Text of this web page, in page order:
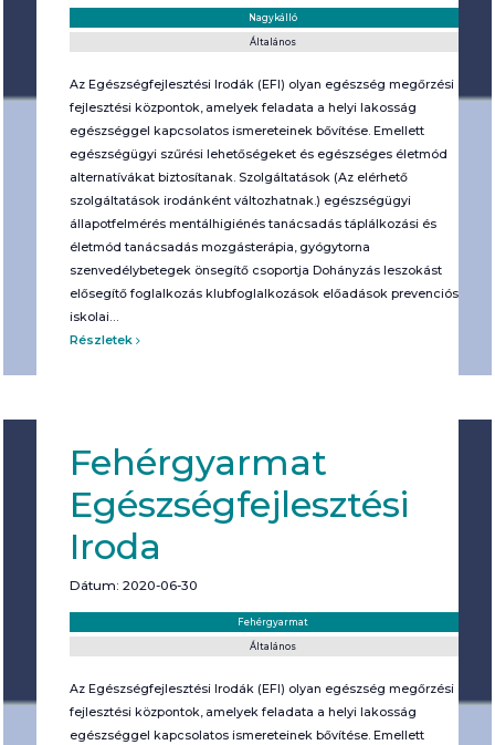
Nagykálló
Általános
Az Egészségfejlesztési Irodák (EFI) olyan egészség megőrzési és
fejlesztési központok, amelyek feladata a helyi lakosság
egészséggel kapcsolatos ismereteinek bővítése. Emellett
egészségügyi szűrési lehetőségeket és egészséges életmód
alternatívákat biztosítanak. Szolgáltatások (Az elérhető
szolgáltatások irodánként változhatnak.) egészségügyi
állapotfelmérés mentálhigiénés tanácsadás táplálkozási és
életmód tanácsadás mozgásterápia, gyógytorna
szenvedélybetegek önsegítő csoportja Dohányzás leszokást
elősegítő foglalkozás klubfoglalkozások előadások prevenciós
iskolai…
Részletek
Fehérgyarmat
Egészségfejlesztési
Iroda
Dátum: 2020-06-30
Fehérgyarmat
Általános
Az Egészségfejlesztési Irodák (EFI) olyan egészség megőrzési és
fejlesztési központok, amelyek feladata a helyi lakosság
egészséggel kapcsolatos ismereteinek bővítése. Emellett